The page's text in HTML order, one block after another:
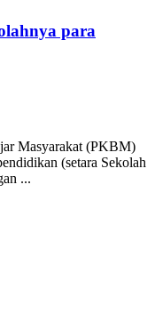
para
Masyarakat (PKBM)
(setara Sekolah
...